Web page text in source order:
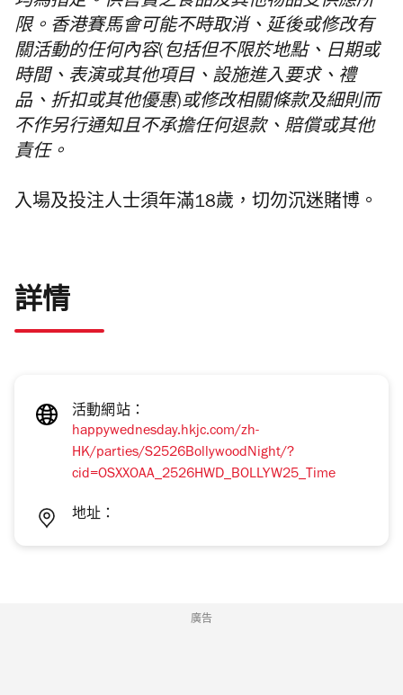
限。香港賽馬會可能不時取消、延後或修改有
關活動的任何內容(包括但不限於地點、日期或
時間、表演或其他項目、設施進入要求、禮
品、折扣或其他優惠)或修改相關條款及細則而
不作另行通知且不承擔任何退款、賠償或其他
責任。
入場及投注人士須年滿18歲，切勿沉迷賭博。
詳情
活動網站：
happywednesday.hkjc.com/zh-
HK/parties/S2526BollywoodNight/?
cid=OSXXOAA_2526HWD_BOLLYW25_Time
地址：
廣告